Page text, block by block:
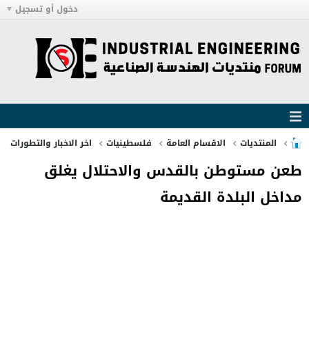
دخول أو تسجيل
المنتديات الاقسام العامة فلسطينيات اخر الاخبار والتطورات
طعن مستوطن بالقدس والاحتلال يغلق
مداخل البلدة القديمة